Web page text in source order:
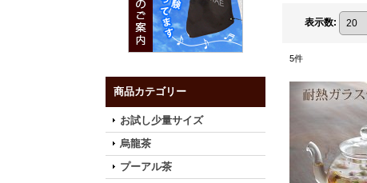
商品カテゴリー
お試し少量サイズ
烏龍茶
プーアル茶
表示数:
5件